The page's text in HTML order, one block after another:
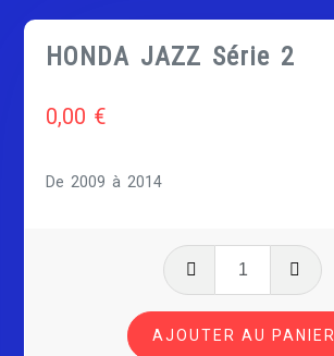
HONDA JAZZ Série 2
0,00 €
De 2009 à 2014
quantité
HONDA
JAZZ
AJOUTER AU PANIER